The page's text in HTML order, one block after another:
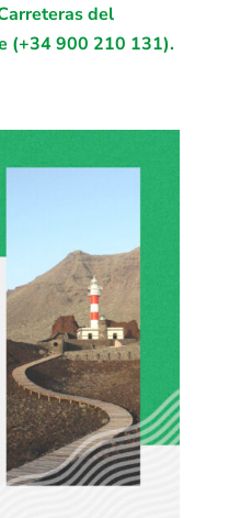
del
(+34 900 210 131).